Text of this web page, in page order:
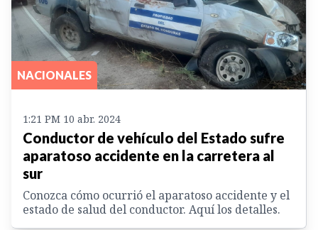
NACIONALES
1:21 PM 10 abr. 2024
Conductor de vehículo del Estado sufre
aparatoso accidente en la carretera al
sur
Conozca cómo ocurrió el aparatoso accidente y el
estado de salud del conductor. Aquí los detalles.